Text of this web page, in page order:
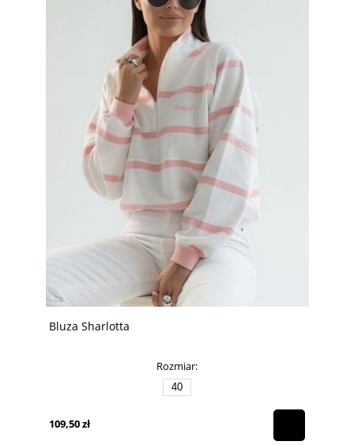
Bluza Sharlotta
Rozmiar:
40
109,50 zł